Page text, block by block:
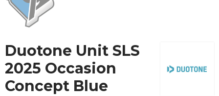
Duotone Unit SLS
2025 Occasion
Concept Blue